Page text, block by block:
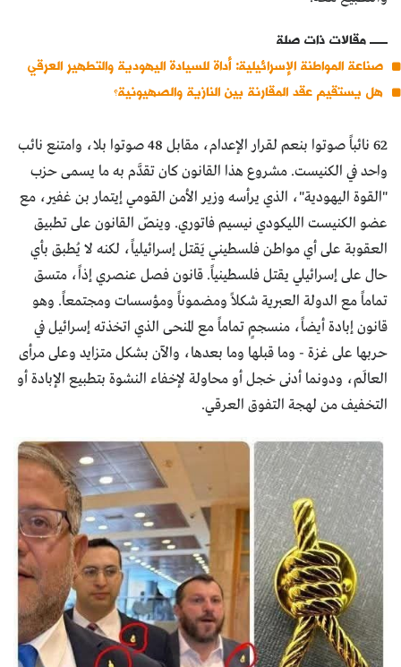
مقالات ذات صلة
صناعة المواطنة الإسرائيلية: أداة للسيادة اليهودية والتطهير العرقي
هل يستقيم عقد المقارنة بين النازية والصهيونية؟
62 نائباً صوتوا بنعم لقرار الإعدام، مقابل 48 صوتوا بلا، وامتنع نائب
واحد في الكنيست. مشروع هذا القانون كان تقدَّم به ما يسمى حزب
"القوة اليهودية"، الذي يرأسه وزير الأمن القومي إيتمار بن غفير، مع
عضو الكنيست الليكودي نيسيم فاتوري. وينصّ القانون على تطبيق
العقوبة على أي مواطن فلسطيني يَقتل إسرائيلياً، لكنه لا يُطبق بأي
حال على إسرائيلي يقتل فلسطينياً. قانون فصل عنصري إذاً، متسق
تماماً مع الدولة العبرية شكلاً ومضموناً ومؤسسات ومجتمعاً. وهو
قانون إبادة أيضاً، منسجمٍ تماماً مع المنحى الذي اتخذته إسرائيل في
حربها على غزة - وما قبلها وما بعدها، والآن بشكل متزايد وعلى مرأى
العالَم، ودونما أدنى خجل أو محاولة لإخفاء النشوة بتطبيع الإبادة أو
التخفيف من لهجة التفوق العرقي.